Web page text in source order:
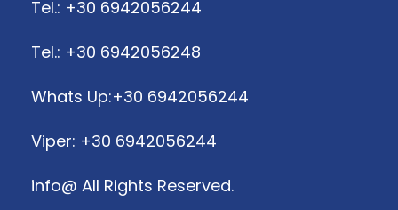
Tel.: +30 6942056244
Tel.: +30 6942056248
Whats Up:+30 6942056244
Viper: +30 6942056244
info@ All Rights Reserved.